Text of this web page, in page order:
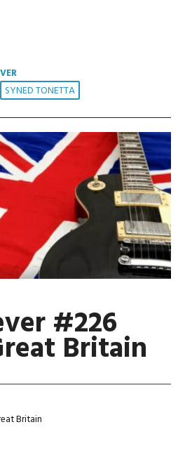
SYNED TONETTA
#226
Britain
Britain